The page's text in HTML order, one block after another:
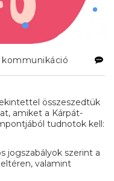
kommunikáció
összeszedtük
amiket a Kárpát-
tudnotok kell:
jogszabályok szerint a
valamint